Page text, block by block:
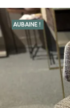
AUBAINE !